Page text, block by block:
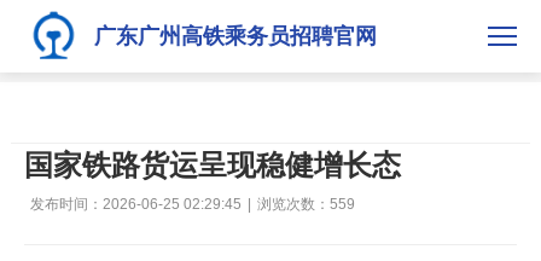
广东广州高铁乘务员招聘官网
国家铁路货运呈现稳健增长态
发布时间：2026-06-25 02:29:45 | 浏览次数： 559